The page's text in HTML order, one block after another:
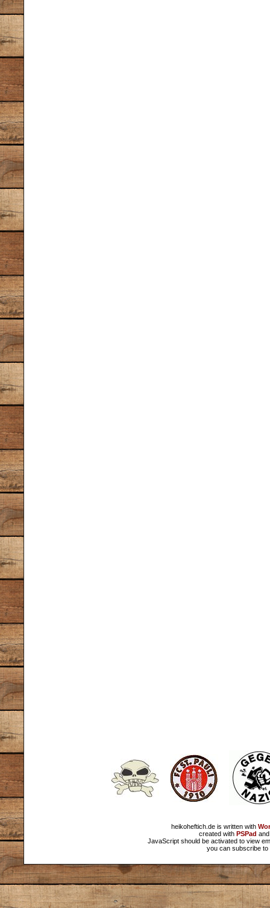
heikoheftich.de is written with
created with PSPad
JavaScript should be activated to view
you can subscribe